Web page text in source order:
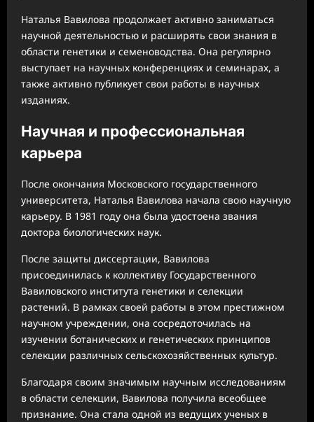
Наталья Вавилова продолжает активно заниматься
научной деятельностью и расширять свои знания в
области генетики и семеноводства. Она регулярно
выступает на научных конференциях и семинарах, а
также активно публикует свои работы в научных
изданиях.
Научная и профессиональная
карьера
После окончания Московского государственного
университета, Наталья Вавилова начала свою научную
карьеру. В 1981 году она была удостоена звания
доктора биологических наук.
После защиты диссертации, Вавилова
присоединилась к коллективу Государственного
Вавиловского института генетики и селекции
растений. В рамках своей работы в этом престижном
научном учреждении, она сосредоточилась на
изучении ботанических и генетических принципов
селекции различных сельскохозяйственных культур.
Благодаря своим значимым научным исследованиям
в области селекции, Вавилова получила всеобщее
признание. Она стала одной из ведущих ученых в